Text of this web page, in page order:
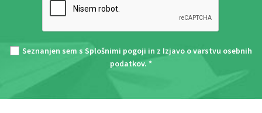
Seznanjen sem s Splošnimi pogoji in z Izjavo o varstvu osebnih
podatkov. *